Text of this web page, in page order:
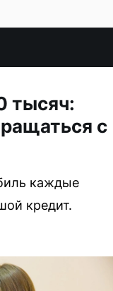
тысяч:
с
каждые
кредит.